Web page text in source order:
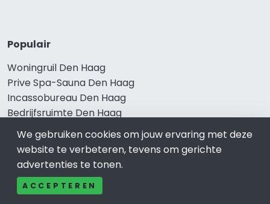
Populair
Woningruil Den Haag
Prive Spa-Sauna Den Haag
Incassobureau Den Haag
Bedrijfsruimte Den Haag
Ongediertebestrijding Den Haag
We gebruiken cookies om jouw ervaring met deze
website te verbeteren, tevens om gerichte
advertenties te tonen.
ACCEPTEREN